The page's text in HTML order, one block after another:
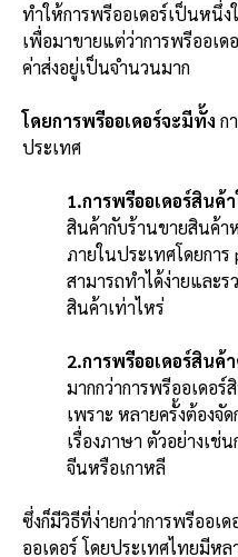
ทำให้การพรีออเดอร์เป็นหนึ่
เพื่อมาขายแต่ว่าการพรีออเด
ค่าส่งอยู่เป็นจำนวนมาก
โดยการพรีออเดอร์จะมีทั้ง ก
ประเทศ
1.การพรีออเดอร์สินค้
สินค้ากับร้านขายสินค้
ภายในประเทศโดยกา
สามารถทำได้ง่ายและร
สินค้าเท่าไหร่
2.การพรีออเดอร์สินค้
มากกว่าการพรีออเดอ
เพราะ หลายครั้งต้องจั
เรื่องภาษา ตัวอย่างเช่
จีนหรือเกาหลี
ซึ่งก็มีวิธีที่ง่ายกว่าการพรีออเ
ออเดอร์ โดยประเทศไทยมีห